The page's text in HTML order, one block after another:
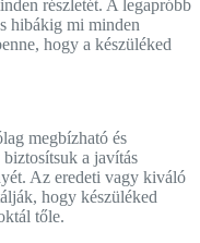
részletét. A legapróbb
hibákig mi minden
hogy a készüléked
megbízható és
a javítás
Az eredeti vagy kiváló
hogy készüléked
tőle.